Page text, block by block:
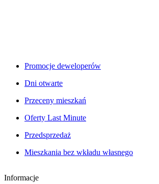
Promocje deweloperów
Dni otwarte
Przeceny mieszkań
Oferty Last Minute
Przedsprzedaż
Mieszkania bez wkładu własnego
Informacje